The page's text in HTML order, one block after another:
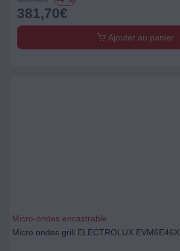
381,70€
Ajouter au panier
Micro-ondes encastrable
Micro ondes grill ELECTROLUX EVM6E46X